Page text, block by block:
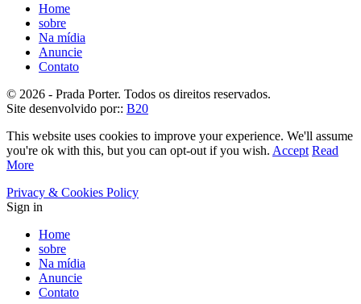
Home
sobre
Na mídia
Anuncie
Contato
© 2026 - Prada Porter. Todos os direitos reservados.
Site desenvolvido por:: B20
This website uses cookies to improve your experience. We'll assume
you're ok with this, but you can opt-out if you wish. Accept Read
More
Privacy & Cookies Policy
Sign in
Home
sobre
Na mídia
Anuncie
Contato